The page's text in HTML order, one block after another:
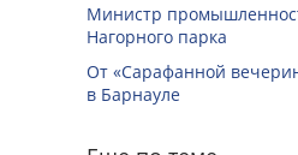
Министр
Нагорного парка
От «Сарафанной
в Барнауле